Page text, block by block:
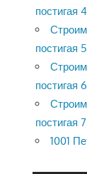
постигая 4
постигая 5
постигая 6
постигая 7
1001